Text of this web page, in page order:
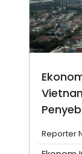
Reporter